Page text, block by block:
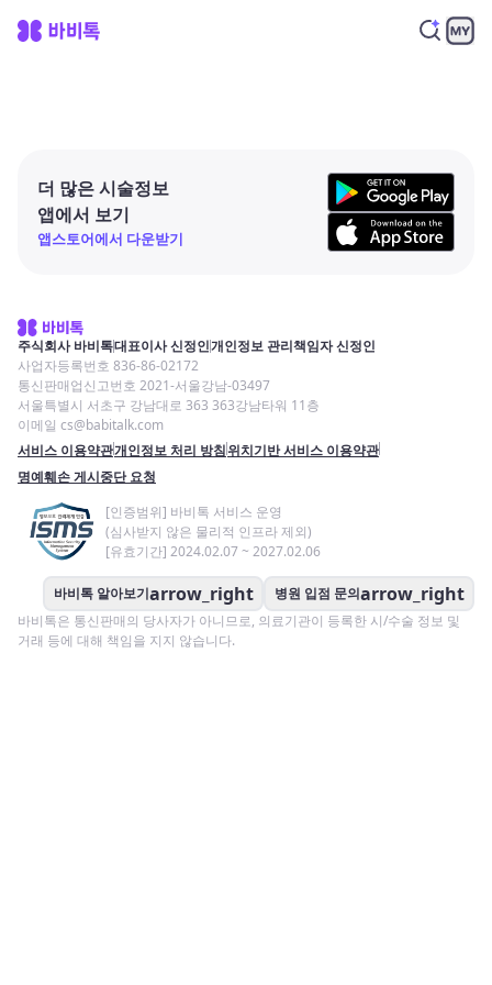
더 많은 시술정보
앱에서 보기
앱스토어에서 다운받기
주식회사 바비톡대표이사 신정인개인정보 관리책임자 신정인
사업자등록번호 836-86-02172
통신판매업신고번호 2021-서울강남-03497
서울특별시 서초구 강남대로 363 363강남타워 11층
이메일 cs@babitalk.com
서비스 이용약관개인정보 처리 방침위치기반 서비스 이용약관
명예훼손 게시중단 요청
[인증범위] 바비톡 서비스 운영
(심사받지 않은 물리적 인프라 제외)
[유효기간] 2024.02.07 ~ 2027.02.06
바비톡 알아보기arrow_right 병원 입점 문의arrow_right
바비톡은 통신판매의 당사자가 아니므로, 의료기관이 등록한 시/수술 정보 및
거래 등에 대해 책임을 지지 않습니다.